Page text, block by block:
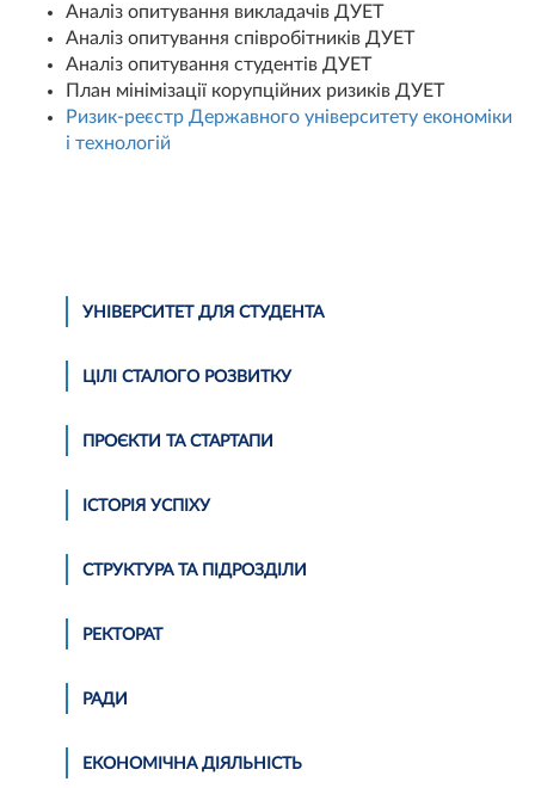
Аналіз опитування викладачів ДУЕТ
Аналіз опитування співробітників ДУЕТ
Аналіз опитування студентів ДУЕТ
План мінімізації корупційних ризиків ДУЕТ
Ризик-реєстр Державного університету економіки
і технологій
УНІВЕРСИТЕТ ДЛЯ СТУДЕНТА
ЦІЛІ СТАЛОГО РОЗВИТКУ
ПРОЄКТИ ТА СТАРТАПИ
ІСТОРІЯ УСПІХУ
СТРУКТУРА ТА ПІДРОЗДІЛИ
РЕКТОРАТ
РАДИ
ЕКОНОМІЧНА ДІЯЛЬНІСТЬ